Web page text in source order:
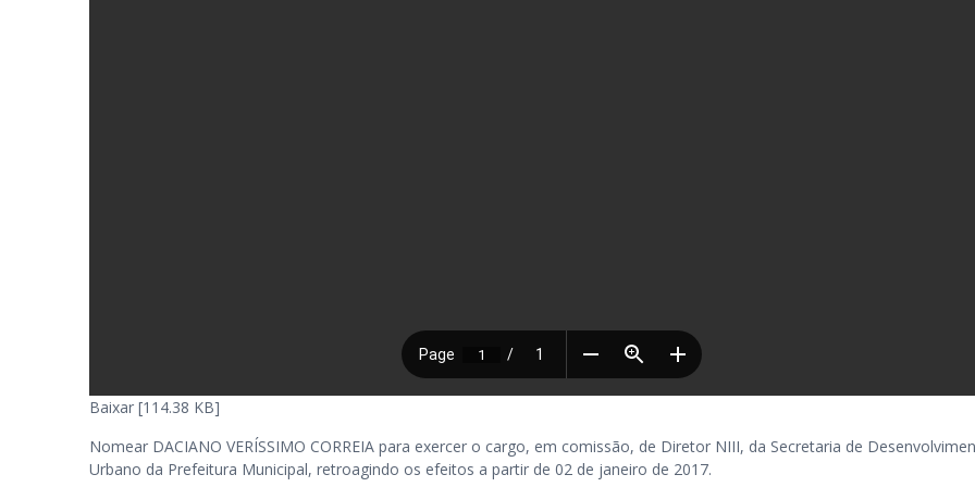
Baixar [114.38 KB]
Nomear DACIANO VERÍSSIMO CORREIA para exercer o cargo, em comissão, de Diretor NIII, da Secretaria de
Urbano da Prefeitura Municipal, retroagindo os efeitos a partir de 02 de janeiro de 2017.